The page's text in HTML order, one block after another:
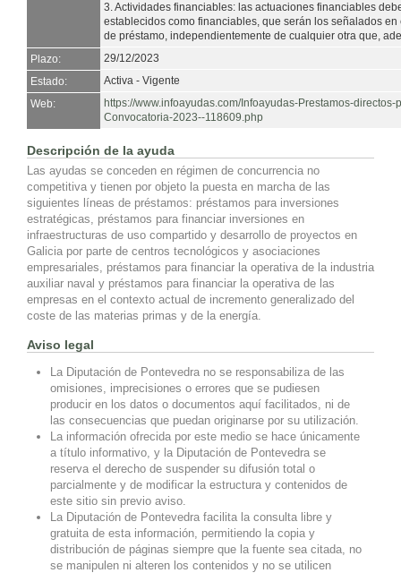
3. Actividades financiables: las actuaciones financiables
establecidos como financiables, que serán los señalados
de préstamo, independientemente de cualquier otra que,
Plazo:
29/12/2023
Estado:
Activa - Vigente
Web:
https://www.infoayudas.com/Infoayudas-Prestamos-
Convocatoria-2023--118609.php
Descripción de la ayuda
Las ayudas se conceden en régimen de concurrencia no
competitiva y tienen por objeto la puesta en marcha de las
siguientes líneas de préstamos: préstamos para inversiones
estratégicas, préstamos para financiar inversiones en
infraestructuras de uso compartido y desarrollo de proyectos en
Galicia por parte de centros tecnológicos y asociaciones
empresariales, préstamos para financiar la operativa de la industria
auxiliar naval y préstamos para financiar la operativa de las
empresas en el contexto actual de incremento generalizado del
coste de las materias primas y de la energía.
Aviso legal
La Diputación de Pontevedra no se responsabiliza de las
omisiones, imprecisiones o errores que se pudiesen
producir en los datos o documentos aquí facilitados, ni de
las consecuencias que puedan originarse por su utilización.
La información ofrecida por este medio se hace únicamente
a título informativo, y la Diputación de Pontevedra se
reserva el derecho de suspender su difusión total o
parcialmente y de modificar la estructura y contenidos de
este sitio sin previo aviso.
La Diputación de Pontevedra facilita la consulta libre y
gratuita de esta información, permitiendo la copia y
distribución de páginas siempre que la fuente sea citada, no
se manipulen ni alteren los contenidos y no se utilicen